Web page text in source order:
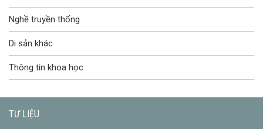
Nghề truyền thống
Di sản khác
Thông tin khoa học
TƯ LIỆU